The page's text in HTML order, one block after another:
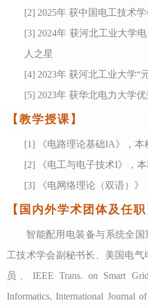
[2] 2025年 获中国电工技术
[3] 2024年 获河北工业大学
人之星
[4] 2023年 获河北工业大学“
[5] 2023年 获华北电力大学
【教学授课】
[1] 《电路理论基础IA》，本
[2]
《电工与电子技术I》，
[3]
《电网络理论（双语）
【国内外学术团体及任职
智能配用电装备与系统全
工技术学会副秘书长、美国电气
员、IEEE Trans. on Smart
Informatics, International Journal